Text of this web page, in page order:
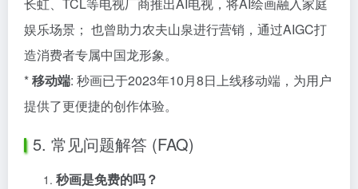
娱乐场景； 也曾助力农夫山泉进行营销，通过AIGC打
造消费者专属中国龙形象。
*移动端: 秒画已于2023年10月8日上线移动端，为用户
提供了更便捷的创作体验。
5. 常见问题解答 (FAQ)
秒画是免费的吗？